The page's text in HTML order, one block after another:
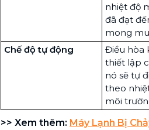
nhiệt độ
đã đạt
mong
Chế độ tự động
Điều hòa
thiết lập
nó sẽ tự
theo
môi
>> Xem thêm: Máy Lạnh Bị